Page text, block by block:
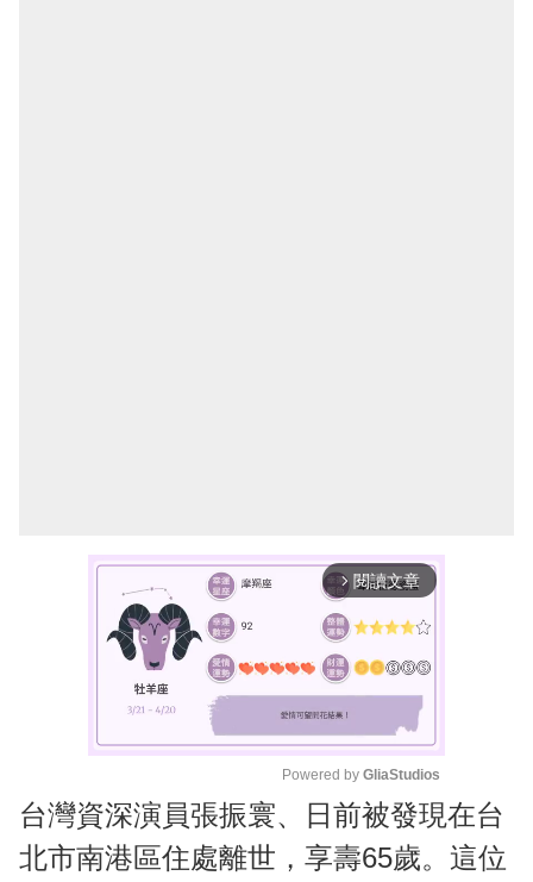
arrow_forward_ios 閱讀文章
M
u
t
Powered by GliaStudios
台灣資深演員張振寰、日前被發現在台
北市南港區住處離世，享壽65歲。這位